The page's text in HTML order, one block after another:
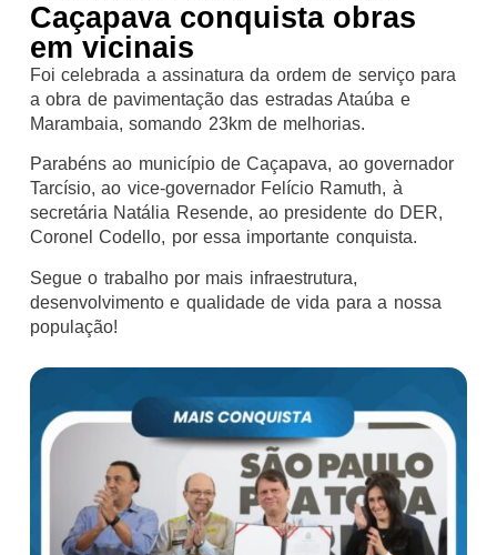
Caçapava conquista obras
em vicinais
Foi celebrada a assinatura da ordem de serviço para
a obra de pavimentação das estradas Ataúba e
Marambaia, somando 23km de melhorias.
Parabéns ao município de Caçapava, ao governador
Tarcísio, ao vice-governador Felício Ramuth, à
secretária Natália Resende, ao presidente do DER,
Coronel Codello, por essa importante conquista.
Segue o trabalho por mais infraestrutura,
desenvolvimento e qualidade de vida para a nossa
população!